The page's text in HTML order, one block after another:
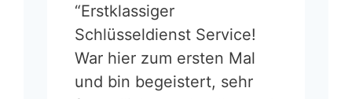
“Erstklassiger
Schlüsseldienst Service!
War hier zum ersten Mal
und bin begeistert, sehr